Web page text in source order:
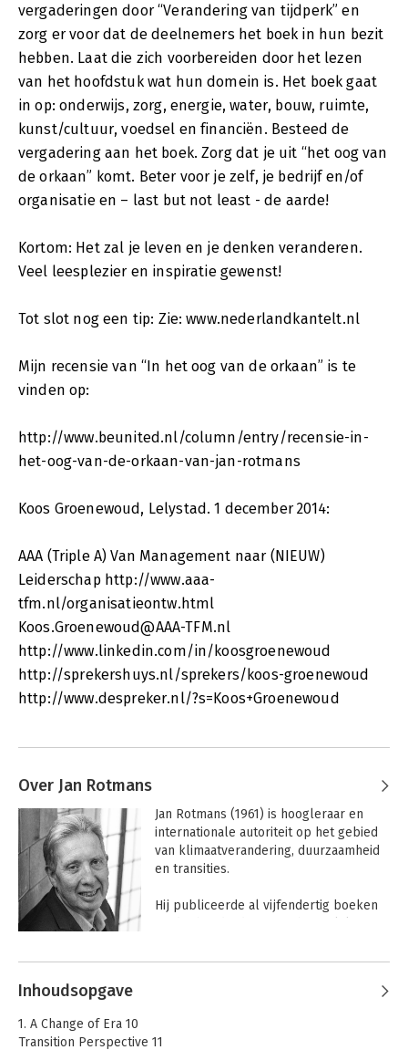
vergaderingen door “Verandering van tijdperk” en
zorg er voor dat de deelnemers het boek in hun bezit
hebben. Laat die zich voorbereiden door het lezen
van het hoofdstuk wat hun domein is. Het boek gaat
in op: onderwijs, zorg, energie, water, bouw, ruimte,
kunst/cultuur, voedsel en financiën. Besteed de
vergadering aan het boek. Zorg dat je uit “het oog van
de orkaan” komt. Beter voor je zelf, je bedrijf en/of
organisatie en – last but not least - de aarde!
Kortom: Het zal je leven en je denken veranderen.
Veel leesplezier en inspiratie gewenst!
Tot slot nog een tip: Zie: www.nederlandkantelt.nl
Mijn recensie van “In het oog van de orkaan” is te
vinden op:
http://www.beunited.nl/column/entry/recensie-in-
het-oog-van-de-orkaan-van-jan-rotmans
Koos Groenewoud, Lelystad. 1 december 2014:
AAA (Triple A) Van Management naar (NIEUW)
Leiderschap http://www.aaa-
tfm.nl/organisatieontw.html
Koos.Groenewoud@AAA-TFM.nl
http://www.linkedin.com/in/koosgroenewoud
http://sprekershuys.nl/sprekers/koos-groenewoud
http://www.despreker.nl/?s=Koos+Groenewoud
Over Jan Rotmans
Jan Rotmans (1961) is hoogleraar en
internationale autoriteit op het gebied
van klimaatverandering, duurzaamheid
en transities.
Hij publiceerde al vijfendertig boeken
duurzaamheid en transities. Hij
Andere boeken door Jan Rotmans
Inhoudsopgave
1. A Change of Era 10
Transition Perspective 11